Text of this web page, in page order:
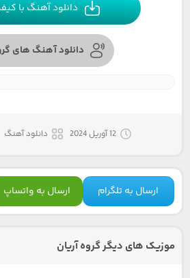
دانلود آهنگ با کیفیت
دانلود آهنگ های
12 آوریل 2024 دانلود آهنگ
ارسال به تلگرام ارسال به واتساپ
موزیک های دیگر گروه آریان